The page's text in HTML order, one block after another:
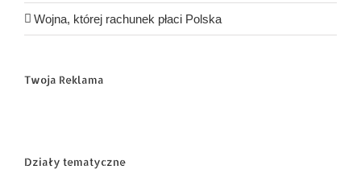
Wojna, której rachunek płaci Polska
Twoja Reklama
Działy tematyczne